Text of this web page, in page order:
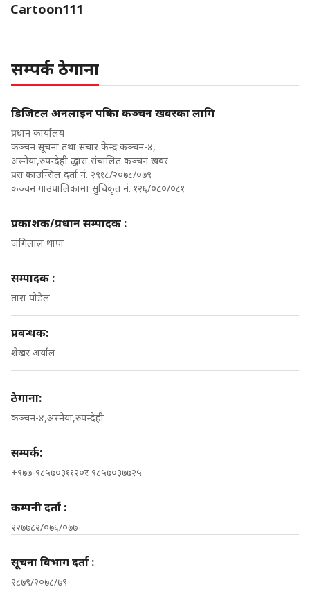
Cartoon111
सम्पर्क ठेगाना
डिजिटल अनलाइन पत्रिका कञ्चन खवरका लागि
प्रधान कार्यालय
कञ्चन सूचना तथा संचार केन्द्र कञ्चन-४,
अस्नैया,रुपन्देही द्धारा संचालित कञ्चन खवर
प्रस काउन्सिल दर्ता नं. २९१८/२०७८/०७९
कञ्चन गाउपालिकामा सुचिकृत नं. १२६/०८०/०८१
प्रकाशक/प्रधान सम्पादक :
जगिलाल थापा
सम्पादक :
तारा पौडेल
प्रबन्धक:
शेखर अर्याल
ठेगाना:
कञ्चन-४,अस्नैया,रुपन्देही
सम्पर्क:
+९७७-९८५७०३११२०र ९८५७०३७७२५
कम्पनी दर्ता :
२२७७८२/०७६/०७७
सूचना विभाग दर्ता :
२८७९/२०७८/७९